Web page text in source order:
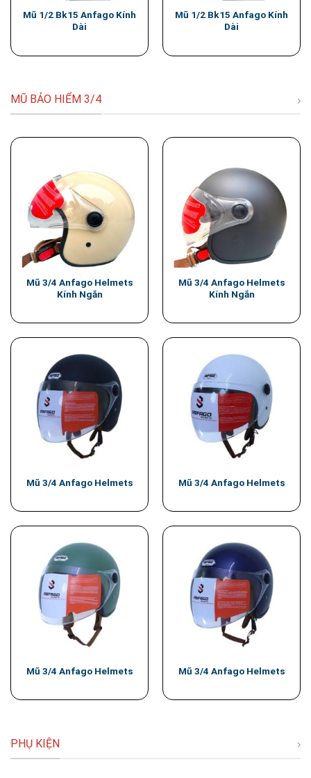
Mũ 1/2 Bk15 Anfago Kính
Dài
Mũ 1/2 Bk15 Anfago Kính
Dài
MŨ BẢO HIỂM 3/4
Mũ 3/4 Anfago Helmets
Kính Ngắn
Mũ 3/4 Anfago Helmets
Kính Ngắn
Mũ 3/4 Anfago Helmets Mũ 3/4 Anfago Helmets
Mũ 3/4 Anfago Helmets Mũ 3/4 Anfago Helmets
PHỤ KIỆN